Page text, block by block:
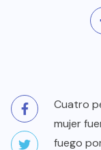
Cuatro
mujer
fuego